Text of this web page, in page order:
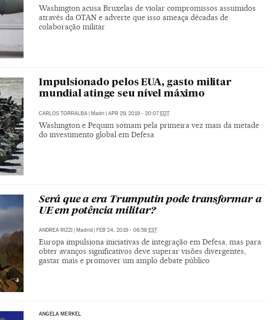
Washington acusa Bruxelas de violar compromissos assumidos
através da OTAN e adverte que isso ameaça décadas de
colaboração militar
Impulsionado pelos EUA, gasto militar
mundial atinge seu nível máximo
CARLOS TORRALBA | Madri | APR 29, 2019 - 20:07EDT
Washington e Pequim somam pela primeira vez mais da metade
do investimento global em Defesa
Será que a era Trumputin pode transformar a
UE em potência militar?
ANDREA RIZZI | Madrid | FEB 24, 2019 - 06:58 EST
Europa impulsiona iniciativas de integração em Defesa, mas para
obter avanços significativos deve superar visões divergentes,
gastar mais e promover um amplo debate público
ANGELA MERKEL